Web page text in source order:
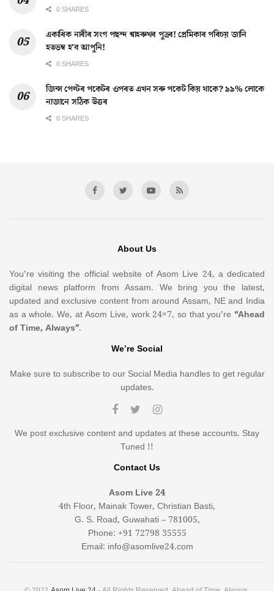
0 SHARES
একাধিক নাৰীৰ সংগ পছন্দ শ্বাহৰুখৰ পুত্ৰৰ! প্ৰেমিকাৰ পৰিচয় জানি
হতভম্ব হ’ব আপুনি!
0 SHARES
জিন্স পেণ্টৰ পকেটৰ ওপৰত এখন সৰু পকেট কিয় থাকে? ৯৯% লোকে
নাজানে সঠিক উত্তৰ
0 SHARES
About Us
You’re visiting the official website of Asom Live 24, a dedicated
digital news platform from Assam. We bring you the latest,
updated and exclusive content from around Assam, NE and India
as a whole. We, at Asom Live, work 24×7, so that you’re “Ahead
of Time, Always”.
We’re Social
Make sure to subscribe to our Social Media handles to get regular
updates.
We post exclusive content and updates at these accounts. Stay
Tuned !!
Contact Us
Asom Live 24
4th Floor, Mainak Tower, Christian Basti,
G. S. Road, Guwahati – 781005,
Phone: +91 72798 35555
Email: info@asomlive24.com